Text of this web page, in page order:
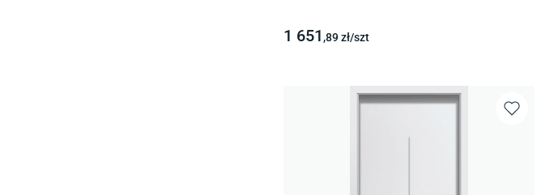
1 651 ,89zł/szt